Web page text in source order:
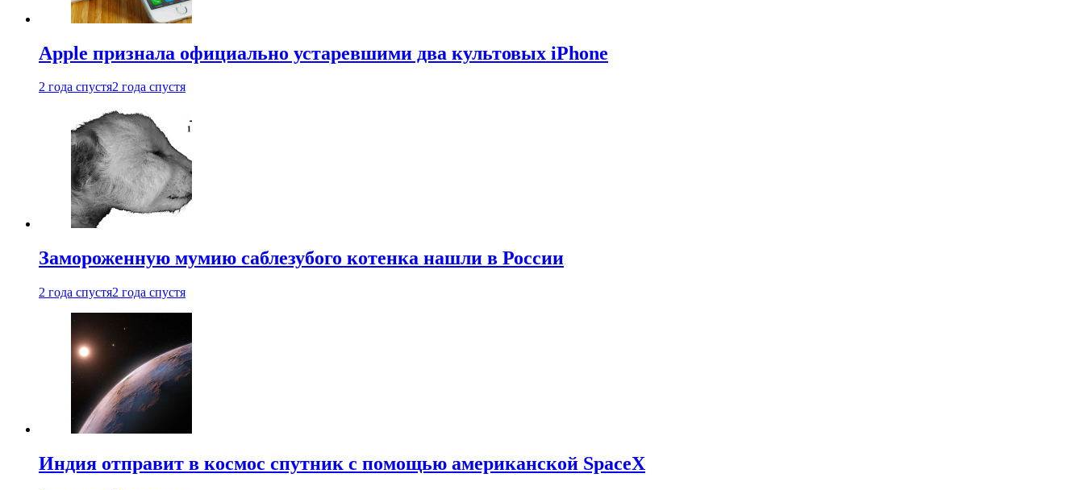
Apple признала официально устаревшими два культовых iPhone
2 года спустя2 года спустя
Замороженную мумию саблезубого котенка нашли в России
2 года спустя2 года спустя
Индия отправит в космос спутник с помощью американской SpaceX